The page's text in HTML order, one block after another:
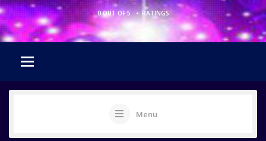
0 OUT OF 5 • RATINGS
Menu